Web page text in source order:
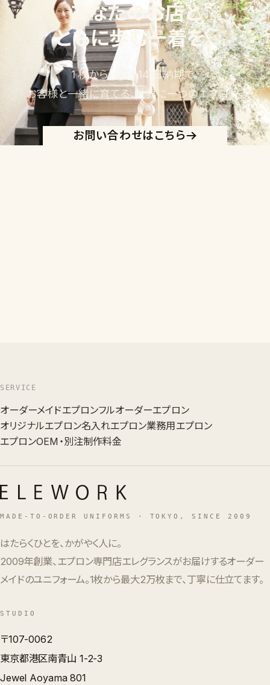
あなたのお店と
ともに歩む一着を。
1 枚から、最短 14 日納期で。
お客様と一緒に育てる、世界に一つのエプロン。
お問い合わせはこちら
SERVICE
オーダーメイドエプロンフルオーダーエプロン
オリジナルエプロン名入れエプロン業務用エプロン
エプロンOEM・別注制作料金
MADE-TO-ORDER UNIFORMS · TOKYO, SINCE 2009
はたらくひとを、かがやく人に。
2009年創業、エプロン専門店エレグランスがお届けするオーダー
メイドのユニフォーム。1枚から最大2万枚まで、丁寧に仕立てます。
STUDIO
〒107-0062
東京都港区南青山 1-2-3
Jewel Aoyama 801